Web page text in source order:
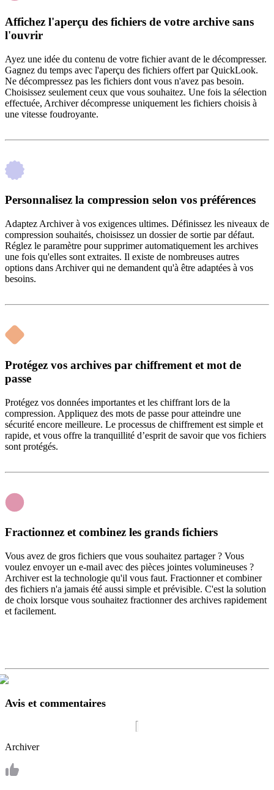
Affichez l'aperçu des fichiers de votre archive sans
l'ouvrir
Ayez une idée du contenu de votre fichier avant de le décompresser.
Gagnez du temps avec l'aperçu des fichiers offert par QuickLook.
Ne décompressez pas les fichiers dont vous n'avez pas besoin.
Choisissez seulement ceux que vous souhaitez. Une fois la sélection
effectuée, Archiver décompresse uniquement les fichiers choisis à
une vitesse foudroyante.
Personnalisez la compression selon vos préférences
Adaptez Archiver à vos exigences ultimes. Définissez les niveaux de
compression souhaités, choisissez un dossier de sortie par défaut.
Réglez le paramètre pour supprimer automatiquement les archives
une fois qu'elles sont extraites. Il existe de nombreuses autres
options dans Archiver qui ne demandent qu'à être adaptées à vos
besoins.
Protégez vos archives par chiffrement et mot de
passe
Protégez vos données importantes et les chiffrant lors de la
compression. Appliquez des mots de passe pour atteindre une
sécurité encore meilleure. Le processus de chiffrement est simple et
rapide, et vous offre la tranquillité d’esprit de savoir que vos fichiers
sont protégés.
Fractionnez et combinez les grands fichiers
Vous avez de gros fichiers que vous souhaitez partager ? Vous
voulez envoyer un e-mail avec des pièces jointes volumineuses ?
Archiver est la technologie qu'il vous faut. Fractionner et combiner
des fichiers n'a jamais été aussi simple et prévisible. C'est la solution
de choix lorsque vous souhaitez fractionner des archives rapidement
et facilement.
Avis et commentaires
Archiver